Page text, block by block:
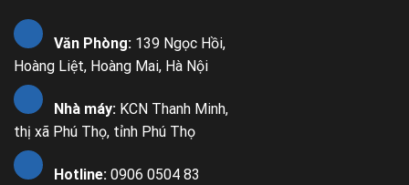
Văn Phòng: 139 Ngọc Hồi,
Hoàng Liệt, Hoàng Mai, Hà Nội
Nhà máy: KCN Thanh Minh,
thị xã Phú Thọ, tỉnh Phú Thọ
Hotline: 0906 0504 83